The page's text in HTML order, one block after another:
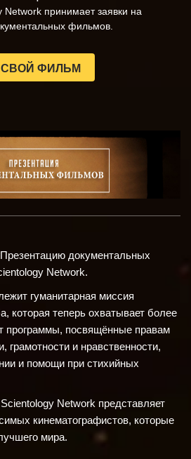
Network принимает заявки на
фильмов.
СВОЙ ФИЛЬМ
документальных
Network.
гуманитарная миссия
которая теперь охватывает более
программы, посвящённые правам
грамотности и нравственности,
и помощи при стихийных
Network представляет
кинематографистов, которые
мира.